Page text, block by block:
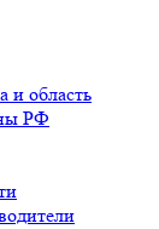
и область
РФ